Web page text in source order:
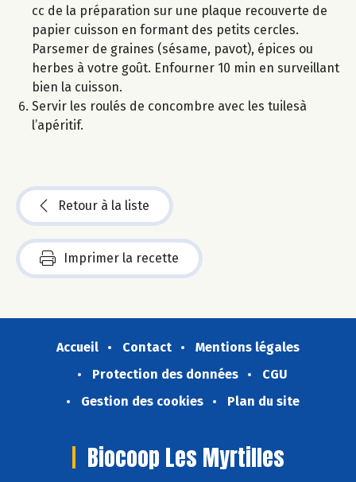
cc de la préparation sur une plaque recouverte de
papier cuisson en formant des petits cercles.
Parsemer de graines (sésame, pavot), épices ou
herbes à votre goût. Enfourner 10 min en surveillant
bien la cuisson.
Servir les roulés de concombre avec les tuilesà
l’apéritif.
Retour à la liste
Imprimer la recette
Accueil Contact
Mentions légales
Protection des données
CGU
Gestion des cookies
Plan du site
Biocoop Les Myrtilles